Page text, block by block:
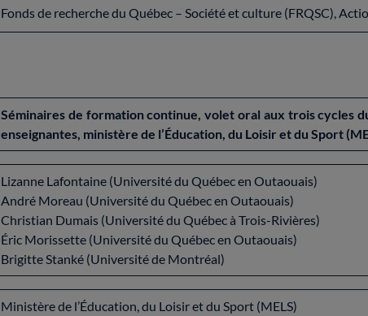
Fonds de recherche du Québec – Société et culture (FRQSC),
Séminaires de formation continue, volet oral aux trois cycles
enseignantes, ministère de l’Éducation, du Loisir et du Sport
Lizanne Lafontaine (Université du Québec en Outaouais)
André Moreau (Université du Québec en Outaouais)
Christian Dumais (Université du Québec à Trois-Rivières)
Éric Morissette (Université du Québec en Outaouais)
Brigitte Stanké (Université de Montréal)
Ministère de l’Éducation, du Loisir et du Sport (MELS)